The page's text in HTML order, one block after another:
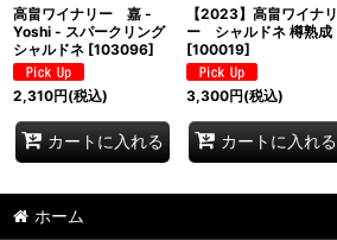
高畠ワイナリー 嘉 -
Yoshi - スパークリング
シャルドネ [103096]
2,310円(税込)
カートに入れる
【2023】高畠ワイナリ
ー シャルドネ 樽熟成
[100019]
3,300円(税込)
カートに入れる
ホーム